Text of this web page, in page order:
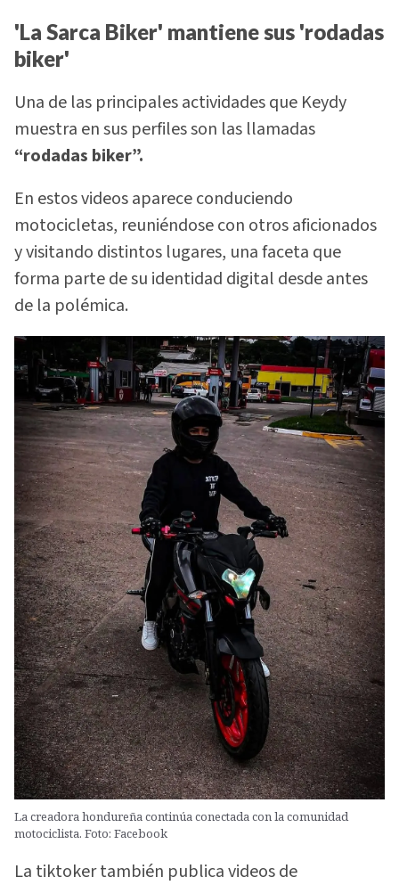
'La Sarca Biker' mantiene sus 'rodadas
biker'
Una de las principales actividades que Keydy
muestra en sus perfiles son las llamadas
“rodadas biker”.
En estos videos aparece conduciendo
motocicletas, reuniéndose con otros aficionados
y visitando distintos lugares, una faceta que
forma parte de su identidad digital desde antes
de la polémica.
La creadora hondureña continúa conectada con la comunidad
motociclista. Foto: Facebook
La tiktoker también publica videos de